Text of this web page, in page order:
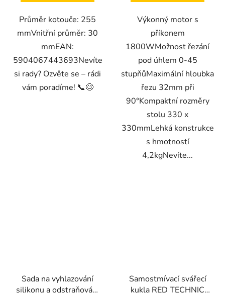
Průměr kotouče: 255
mmVnitřní průměr: 30
mmEAN:
5904067443693Nevíte
si rady? Ozvěte se – rádi
vám poradíme! 📞😊
Výkonný motor s
příkonem
1800WMožnost řezání
pod úhlem 0-45
stupňůMaximální hloubka
řezu 32mm při
90°Kompaktní rozměry
stolu 330 x
330mmLehká konstrukce
s hmotností
4,2kgNevíte...
Sada na vyhlazování
silikonu a odstraňování
Samostmívací svářecí
kukla RED TECHNIC